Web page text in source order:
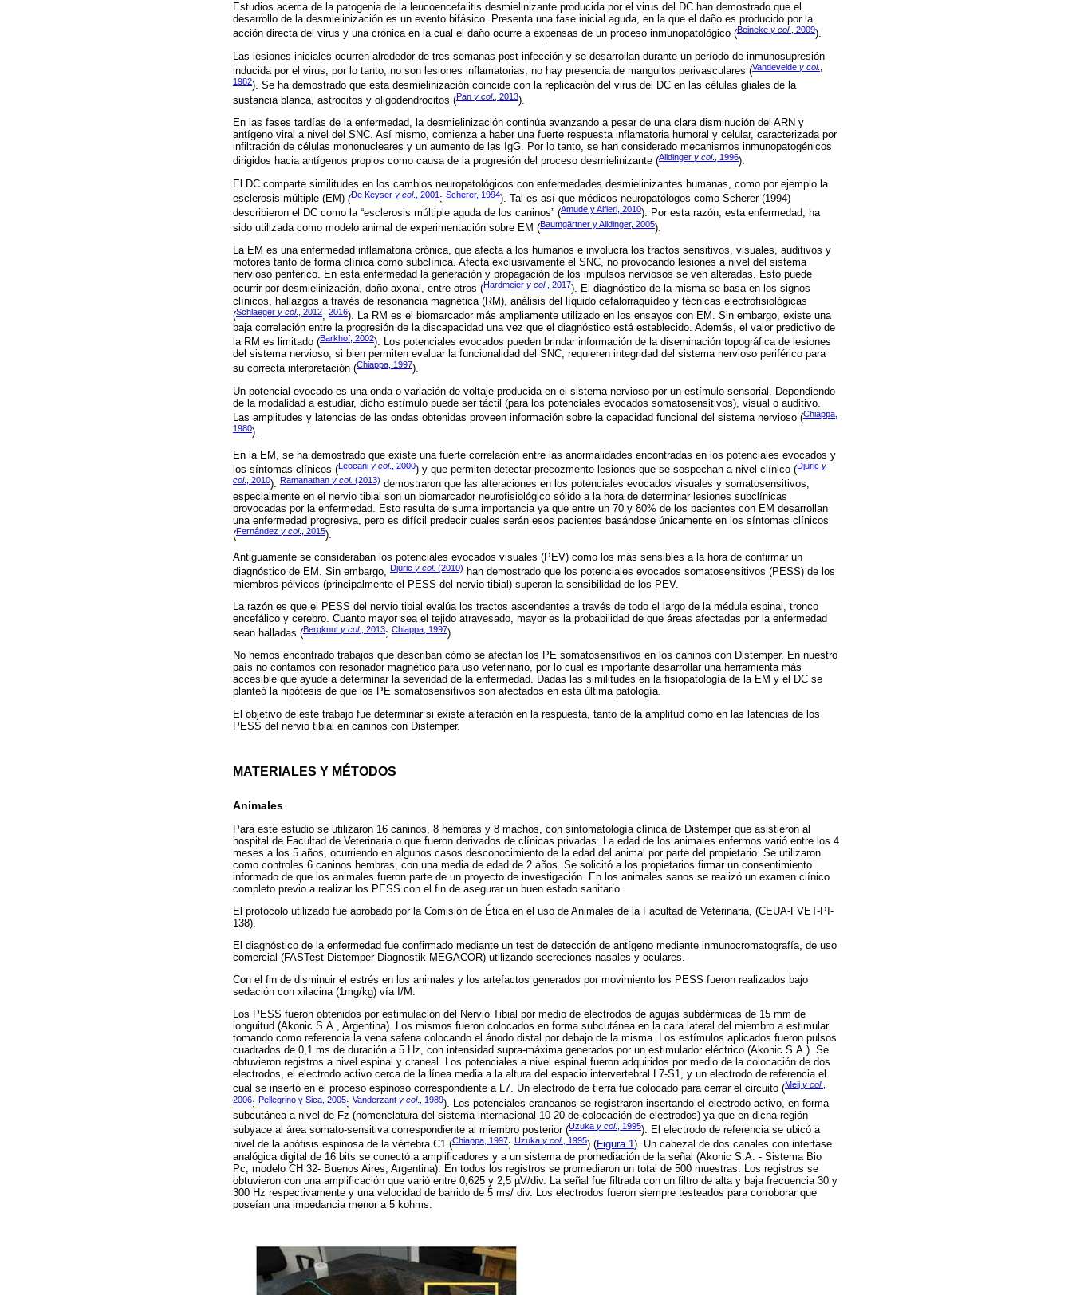
Estudios acerca de la patogenia de la leucoencefalitis desmielinizante producida por el virus del DC han demostrado que el
desarrollo de la desmielinización es un evento bifásico. Presenta una fase inicial aguda, en la que el daño es producido por la
acción directa del virus y una crónica en la cual el daño ocurre a expensas de un proceso inmunopatológico (Beineke y col., 2009).
Las lesiones iniciales ocurren alrededor de tres semanas post infección y se desarrollan durante un período de inmunosupresión
inducida por el virus, por lo tanto, no son lesiones inflamatorias, no hay presencia de manguitos perivasculares (Vandevelde y col.,
1982). Se ha demostrado que esta desmielinización coincide con la replicación del virus del DC en las células gliales de la
sustancia blanca, astrocitos y oligodendrocitos (Pan y col., 2013).
En las fases tardías de la enfermedad, la desmielinización continúa avanzando a pesar de una clara disminución del ARN y
antígeno viral a nivel del SNC. Así mismo, comienza a haber una fuerte respuesta inflamatoria humoral y celular, caracterizada por
infiltración de células mononucleares y un aumento de las IgG. Por lo tanto, se han considerado mecanismos inmunopatogénicos
dirigidos hacia antígenos propios como causa de la progresión del proceso desmielinizante (Alldinger y col., 1996).
El DC comparte similitudes en los cambios neuropatológicos con enfermedades desmielinizantes humanas, como por ejemplo la
esclerosis múltiple (EM) (De Keyser y col., 2001 ; Scherer, 1994). Tal es así que médicos neuropatólogos como Scherer (1994)
describieron el DC como la “esclerosis múltiple aguda de los caninos” (Amude y Alfieri, 2010). Por esta razón, esta enfermedad, ha
sido utilizada como modelo animal de experimentación sobre EM (Baumgärtner y Alldinger, 2005).
La EM es una enfermedad inflamatoria crónica, que afecta a los humanos e involucra los tractos sensitivos, visuales, auditivos y
motores tanto de forma clínica como subclínica. Afecta exclusivamente el SNC, no provocando lesiones a nivel del sistema
nervioso periférico. En esta enfermedad la generación y propagación de los impulsos nerviosos se ven alteradas. Esto puede
ocurrir por desmielinización, daño axonal, entre otros (Hardmeier y col., 2017). El diagnóstico de la misma se basa en los signos
clínicos, hallazgos a través de resonancia magnética (RM), análisis del líquido cefalorraquídeo y técnicas electrofisiológicas
(Schlaeger y col., 2012, 2016). La RM es el biomarcador más ampliamente utilizado en los ensayos con EM. Sin embargo, existe una
baja correlación entre la progresión de la discapacidad una vez que el diagnóstico está establecido. Además, el valor predictivo de
la RM es limitado (Barkhof, 2002). Los potenciales evocados pueden brindar información de la diseminación topográfica de lesiones
del sistema nervioso, si bien permiten evaluar la funcionalidad del SNC, requieren integridad del sistema nervioso periférico para
su correcta interpretación (Chiappa, 1997).
Un potencial evocado es una onda o variación de voltaje producida en el sistema nervioso por un estímulo sensorial. Dependiendo
de la modalidad a estudiar, dicho estímulo puede ser táctil (para los potenciales evocados somatosensitivos), visual o auditivo.
Las amplitudes y latencias de las ondas obtenidas proveen información sobre la capacidad funcional del sistema nervioso (Chiappa,
1980).
En la EM, se ha demostrado que existe una fuerte correlación entre las anormalidades encontradas en los potenciales evocados y
los síntomas clínicos (Leocani y col., 2000) y que permiten detectar precozmente lesiones que se sospechan a nivel clínico (Djuric y
col., 2010). Ramanathan y col. (2013) demostraron que las alteraciones en los potenciales evocados visuales y somatosensitivos,
especialmente en el nervio tibial son un biomarcador neurofisiológico sólido a la hora de determinar lesiones subclínicas
provocadas por la enfermedad. Esto resulta de suma importancia ya que entre un 70 y 80% de los pacientes con EM desarrollan
una enfermedad progresiva, pero es difícil predecir cuales serán esos pacientes basándose únicamente en los síntomas clínicos
(Fernández y col., 2015).
Antiguamente se consideraban los potenciales evocados visuales (PEV) como los más sensibles a la hora de confirmar un
diagnóstico de EM. Sin embargo, Djuric y col. (2010) han demostrado que los potenciales evocados somatosensitivos (PESS) de los
miembros pélvicos (principalmente el PESS del nervio tibial) superan la sensibilidad de los PEV.
La razón es que el PESS del nervio tibial evalúa los tractos ascendentes a través de todo el largo de la médula espinal, tronco
encefálico y cerebro. Cuanto mayor sea el tejido atravesado, mayor es la probabilidad de que áreas afectadas por la enfermedad
sean halladas (Bergknut y col., 2013; Chiappa, 1997).
No hemos encontrado trabajos que describan cómo se afectan los PE somatosensitivos en los caninos con Distemper. En nuestro
país no contamos con resonador magnético para uso veterinario, por lo cual es importante desarrollar una herramienta más
accesible que ayude a determinar la severidad de la enfermedad. Dadas las similitudes en la fisiopatología de la EM y el DC se
planteó la hipótesis de que los PE somatosensitivos son afectados en esta última patología.
El objetivo de este trabajo fue determinar si existe alteración en la respuesta, tanto de la amplitud como en las latencias de los
PESS del nervio tibial en caninos con Distemper.
MATERIALES Y MÉTODOS
Animales
Para este estudio se utilizaron 16 caninos, 8 hembras y 8 machos, con sintomatología clínica de Distemper que asistieron al
hospital de Facultad de Veterinaria o que fueron derivados de clínicas privadas. La edad de los animales enfermos varió entre los 4
meses a los 5 años, ocurriendo en algunos casos desconocimiento de la edad del animal por parte del propietario. Se utilizaron
como controles 6 caninos hembras, con una media de edad de 2 años. Se solicitó a los propietarios firmar un consentimiento
informado de que los animales fueron parte de un proyecto de investigación. En los animales sanos se realizó un examen clínico
completo previo a realizar los PESS con el fin de asegurar un buen estado sanitario.
El protocolo utilizado fue aprobado por la Comisión de Ética en el uso de Animales de la Facultad de Veterinaria, (CEUA-FVET-PI-
138).
El diagnóstico de la enfermedad fue confirmado mediante un test de detección de antígeno mediante inmunocromatografía, de uso
comercial (FASTest Distemper Diagnostik MEGACOR) utilizando secreciones nasales y oculares.
Con el fin de disminuir el estrés en los animales y los artefactos generados por movimiento los PESS fueron realizados bajo
sedación con xilacina (1mg/kg) vía I/M.
Los PESS fueron obtenidos por estimulación del Nervio Tibial por medio de electrodos de agujas subdérmicas de 15 mm de
longuitud (Akonic S.A., Argentina). Los mismos fueron colocados en forma subcutánea en la cara lateral del miembro a estimular
tomando como referencia la vena safena colocando el ánodo distal por debajo de la misma. Los estímulos aplicados fueron pulsos
cuadrados de 0,1 ms de duración a 5 Hz, con intensidad supra-máxima generados por un estimulador eléctrico (Akonic S.A.). Se
obtuvieron registros a nivel espinal y craneal. Los potenciales a nivel espinal fueron adquiridos por medio de la colocación de dos
electrodos, el electrodo activo cerca de la línea media a la altura del espacio intervertebral L7-S1, y un electrodo de referencia el
cual se insertó en el proceso espinoso correspondiente a L7. Un electrodo de tierra fue colocado para cerrar el circuito (Meij y col.,
2006; Pellegrino y Sica, 2005; Vanderzant y col., 1989). Los potenciales craneanos se registraron insertando el electrodo activo, en forma
subcutánea a nivel de Fz (nomenclatura del sistema internacional 10-20 de colocación de electrodos) ya que en dicha región
subyace al área somato-sensitiva correspondiente al miembro posterior (Uzuka y col., 1995). El electrodo de referencia se ubicó a
nivel de la apófisis espinosa de la vértebra C1 (Chiappa, 1997; Uzuka y col., 1995) (Figura 1). Un cabezal de dos canales con interfase
analógica digital de 16 bits se conectó a amplificadores y a un sistema de promediación de la señal (Akonic S.A. - Sistema Bio
Pc, modelo CH 32- Buenos Aires, Argentina). En todos los registros se promediaron un total de 500 muestras. Los registros se
obtuvieron con una amplificación que varió entre 0,625 y 2,5 µV/div. La señal fue filtrada con un filtro de alta y baja frecuencia 30 y
300 Hz respectivamente y una velocidad de barrido de 5 ms/ div. Los electrodos fueron siempre testeados para corroborar que
poseían una impedancia menor a 5 kohms.